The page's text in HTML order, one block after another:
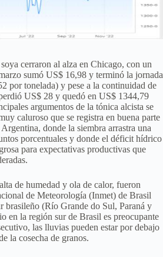
cerraron al alza en Chicago, con un
sumó US$ 16,98 y terminó la jornada
por tonelada) y pese a la continuidad de
US$ 28 y quedó en US$ 1344,79
argumentos de la tónica alcista se
caluroso que se registra en buena parte
donde la siembra arrastra una
porcentuales y donde el déficit hídrico
para expectativas productivas que
de humedad y ola de calor, fueron
de Meteorología (Inmet) de Brasil
brasileño (Río Grande do Sul, Paraná y
en la región sur de Brasil es preocupante
las lluvias pueden estar por debajo
la cosecha de granos.